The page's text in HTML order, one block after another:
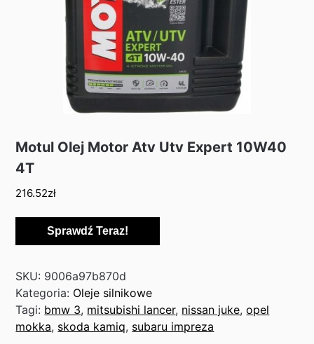
Motul Olej Motor Atv Utv Expert 10W40
4T
216.52zł
Sprawdź Teraz!
SKU: 9006a97b870d
Kategoria: Oleje silnikowe
Tagi: bmw 3, mitsubishi lancer, nissan juke,opel
mokka, skoda kamiq, subaru impreza